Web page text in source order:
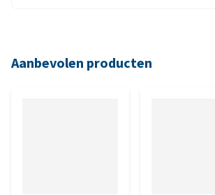
Aanbevolen producten